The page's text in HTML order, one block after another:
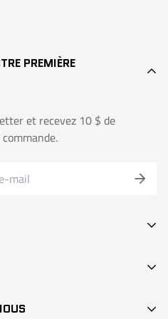
PREMIÈRE
et recevez 10 $ de